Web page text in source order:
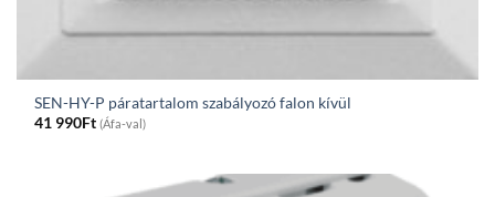
SEN-HY-P páratartalom szabályozó falon kívül
41 990Ft (Áfa-val)